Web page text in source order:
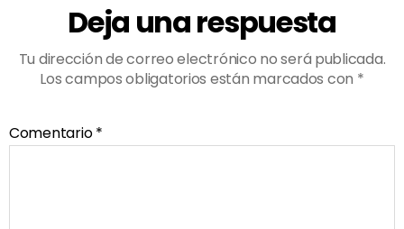
Deja una respuesta
Tu dirección de correo electrónico no será publicada.
Los campos obligatorios están marcados con *
Comentario*